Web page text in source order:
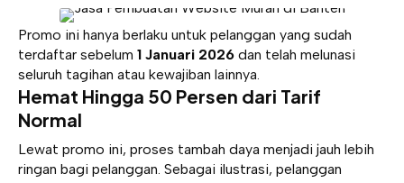
Promo ini hanya berlaku untuk pelanggan yang sudah
terdaftar sebelum 1 Januari 2026 dan telah melunasi
seluruh tagihan atau kewajiban lainnya.
Hemat Hingga 50 Persen dari Tarif
Normal
Lewat promo ini, proses tambah daya menjadi jauh lebih
ringan bagi pelanggan. Sebagai ilustrasi, pelanggan